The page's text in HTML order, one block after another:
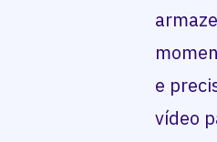
e
vídeo